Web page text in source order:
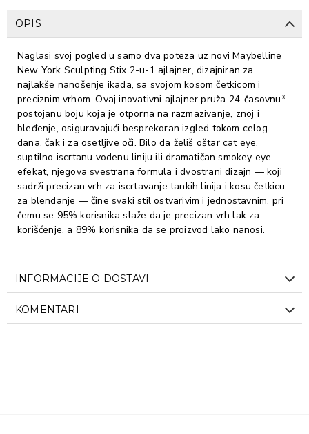
OPIS
Naglasi svoj pogled u samo dva poteza uz novi Maybelline
New York Sculpting Stix 2-u-1 ajlajner, dizajniran za
najlakše nanošenje ikada, sa svojom kosom četkicom i
preciznim vrhom. Ovaj inovativni ajlajner pruža 24-časovnu*
postojanu boju koja je otporna na razmazivanje, znoj i
bleđenje, osiguravajući besprekoran izgled tokom celog
dana, čak i za osetljive oči. Bilo da želiš oštar cat eye,
suptilno iscrtanu vodenu liniju ili dramatičan smokey eye
efekat, njegova svestrana formula i dvostrani dizajn — koji
sadrži precizan vrh za iscrtavanje tankih linija i kosu četkicu
za blendanje — čine svaki stil ostvarivim i jednostavnim, pri
čemu se 95% korisnika slaže da je precizan vrh lak za
korišćenje, a 89% korisnika da se proizvod lako nanosi.
INFORMACIJE O DOSTAVI
KOMENTARI